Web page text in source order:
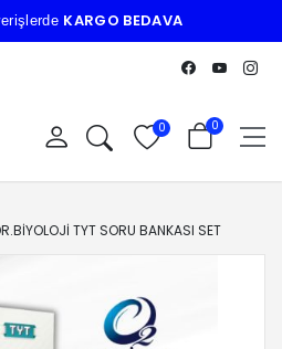
KARGO BEDAVA
0 0
TYT SORU BANKASI SET